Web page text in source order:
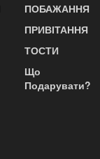
ПОБАЖАННЯ
ПРИВІТАННЯ
ТОСТИ
Що
Подарувати?